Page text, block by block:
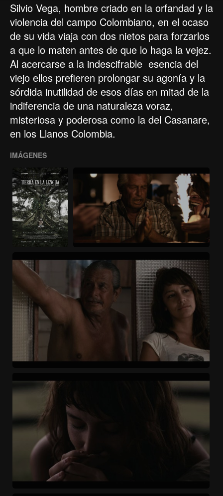
Silvio Vega, hombre criado en la orfandad y la
violencia del campo Colombiano, en el ocaso
de su vida viaja con dos nietos para forzarlos
a que lo maten antes de que lo haga la vejez.
Al acercarse a la indescifrable esencia del
viejo ellos prefieren prolongar su agonía y la
sórdida inutilidad de esos días en mitad de la
indiferencia de una naturaleza voraz,
misteriosa y poderosa como la del Casanare,
en los Llanos Colombia.
IMÁGENES